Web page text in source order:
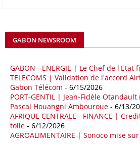
avril, à 81,82 milliards de dollars. Durant la
importations chinoises en provenance du
quatre premiers mois de 2025.
09/05/26 ITALIE - LIBYE
Les deux pays veulent accélérer leurs
de sécuriser davantage les
Méditerranée, dans un contexte marqué par
géopolitiques internationales et des
mondial du gaz. Réunis à Rome le jeudi 7
GABON NEWSROOM
GABON - ENERGIE | Le Chef de l'Etat
TELECOMS | Validation de l'accord
Gabon Télécom - 6/15/2026
PORT-GENTIL | Jean-Fidèle
Pascal Houangni Ambouroue - 6/13/
AFRIQUE CENTRALE - FINANCE |
toile - 6/12/2026
AGROALIMENTAIRE | Sonoco mise